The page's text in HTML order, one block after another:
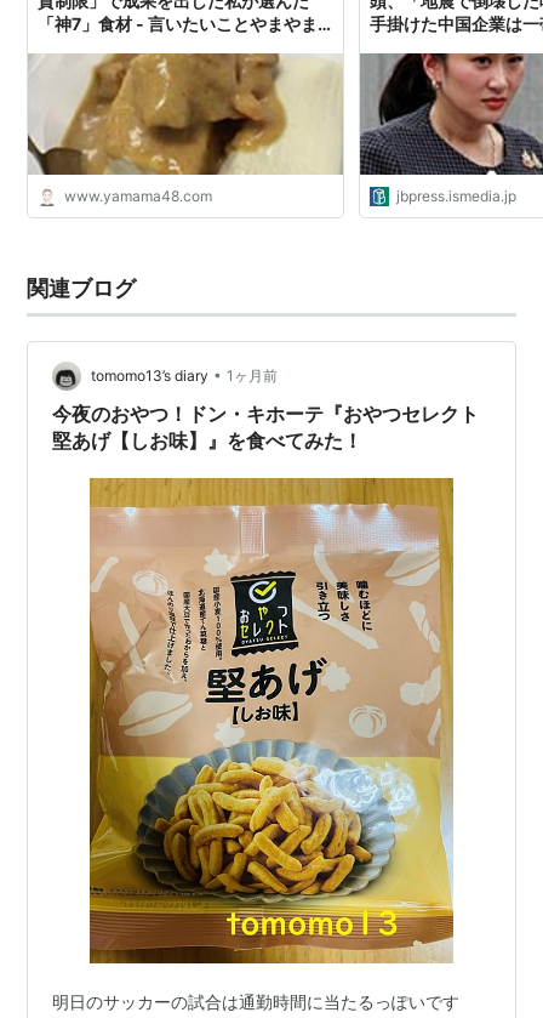
「神7」食材 - 言いたいことやまやま
www.yamama48.com
手掛けた中国企業は
（第277回） |
レス)
jbpress.ismedia.jp
関連ブログ
tomomo13’s diary • 1ヶ月前
今夜のおやつ！ドン・キホーテ『おやつセレクト
堅あげ【しお味】』を食べてみた！
明日のサッカーの試合は通勤時間に当たるっぽいです